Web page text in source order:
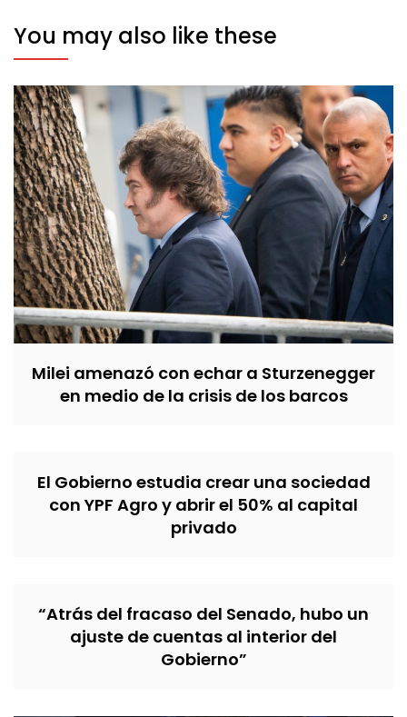
You may also like these
Milei amenazó con echar a Sturzenegger
en medio de la crisis de los barcos
El Gobierno estudia crear una sociedad
con YPF Agro y abrir el 50% al capital
privado
“Atrás del fracaso del Senado, hubo un
ajuste de cuentas al interior del
Gobierno”